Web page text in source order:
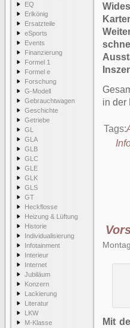
EQ
Erlkönig
Ersatzteile
eSports
Events
Finanzierung
Formel 1
Formel e
Forschung
G-Modell
Gebrauchtwagen
Geschichte
Getriebe
GL
GLA
GLB
GLC
GLE
GLK
GLS
GT
Heckflosse
Heizung & Lüftung
Historie
Individualisierung
Infotainment
Interieur
Internet
Jubiläum
Konzern
Lackierung
Literatur
LKW
M-Klasse
in der
Tags:
Mit